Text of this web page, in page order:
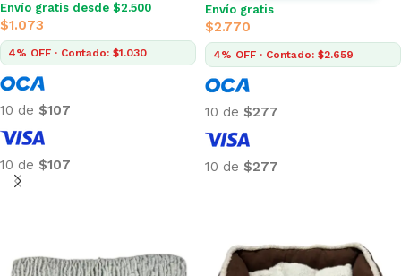
Envío gratis desde $2.500
$1.073
4% OFF · Contado: $1.030
10 de $107
10 de $107
Añadir al carrito
Envío gratis
$2.770
4% OFF · Contado: $2.659
10 de $277
10 de $277